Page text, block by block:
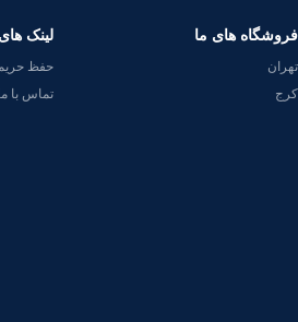
فروشگاه های ما
تهران
کرج
لینک
حفظ
تماس با